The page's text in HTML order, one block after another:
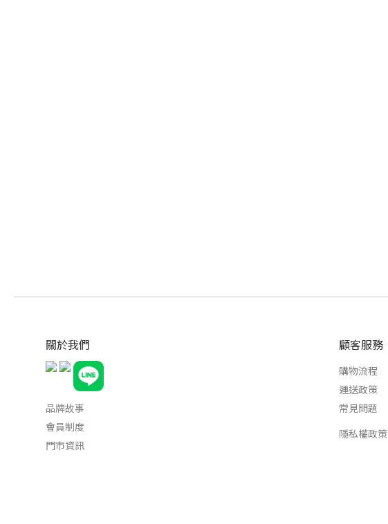
關於我們
品牌故事
會員制度
門市資訊
顧客服務
購物流程
運送政策
常見問題
隱私權政策